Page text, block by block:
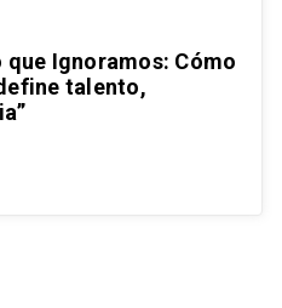
Ignoramos: Cómo
talento,